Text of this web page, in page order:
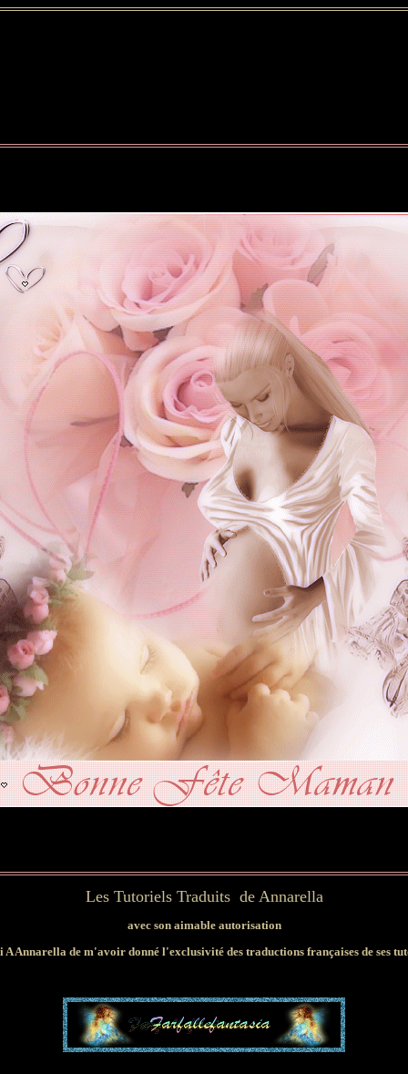
Les Tutoriels Traduits de Annarella
avec son aimable autorisation
A Annarella de m'avoir donné l'exclusivité des traductions françaises de ses